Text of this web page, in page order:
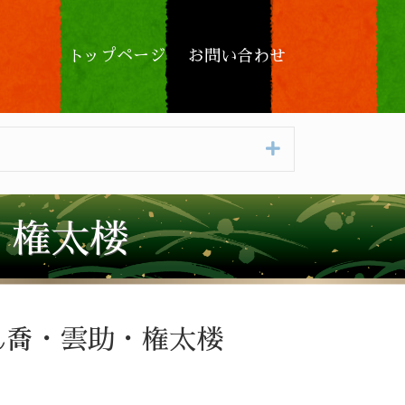
トップページ お問い合わせ
Expand
太楼
・雲助・権太楼